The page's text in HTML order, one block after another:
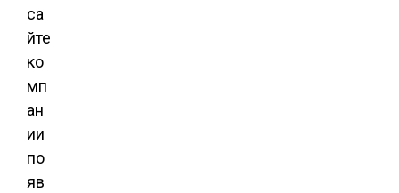
са
йте
ко
мп
ан
ии
по
яв